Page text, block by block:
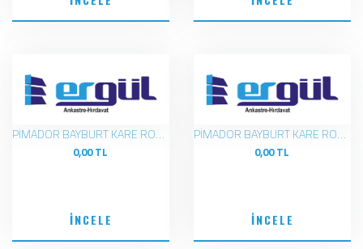
PİMADOR BAYBURT KARE ROZETLİ KROM-İNOX KOL
0,00 TL
İNCELE
PİMADOR BAYBURT KARE ROZETLİ ALTIN-BRONZ KOL
0,00 TL
İNCELE